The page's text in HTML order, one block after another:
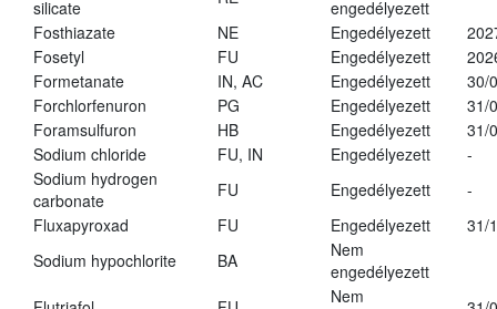
silicate
engedélyezett
Fosthiazate
NE Engedélyezett
Fosetyl
FU Engedélyezett
Formetanate
IN, AC Engedélyezett
30/
Forchlorfenuron
PG Engedélyezett
31/
Foramsulfuron
HB Engedélyezett
31/
Sodium chloride
FU, IN Engedélyezett
-
Sodium hydrogen
carbonate
FU Engedélyezett
-
Fluxapyroxad
FU Engedélyezett
31/
Sodium hypochlorite
BA
Nem
engedélyezett
Nem